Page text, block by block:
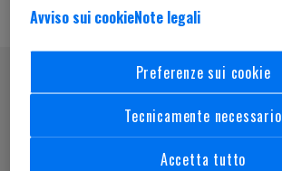
Avviso sui cookieNote legali
Preferenze sui cookie
Tecnicamente necessario
Accetta tutto